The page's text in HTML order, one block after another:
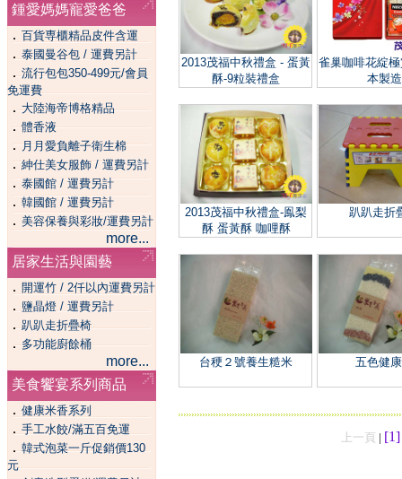
鍾愛媽媽寵愛爸爸
． 百貨専櫃精品皮件含運
． 泰國曼谷包 / 運費另計
． 流行包包350-499元/會員
免運費
．大陸海帝博格精品
．體香液
．月月愛負離子衛生棉
．紳仕美女服飾 / 運費另計
．泰國館 / 運費另計
． 韓國館 / 運費另計
． 美容保養與彩妝/運費另計
more...
居家生活與園藝
． 開運竹 / 2仟以內運費另計
． 鹽晶燈 / 運費另計
． 趴趴走折疊椅
．多功能廚餘桶
more...
美食饗宴系列商品
． 健康米香系列
． 手工水餃/滿五百免運
． 韓式泡菜一斤促銷價130
元
2013茂福中秋禮盒 - 蛋黃
酥-9粒裝禮盒
雀巢咖啡花綻
本製造
2013茂福中秋禮盒-鳯梨
酥 蛋黃酥 咖哩酥
趴趴走折
台稉２號養生糙米 五色健
上一頁 |